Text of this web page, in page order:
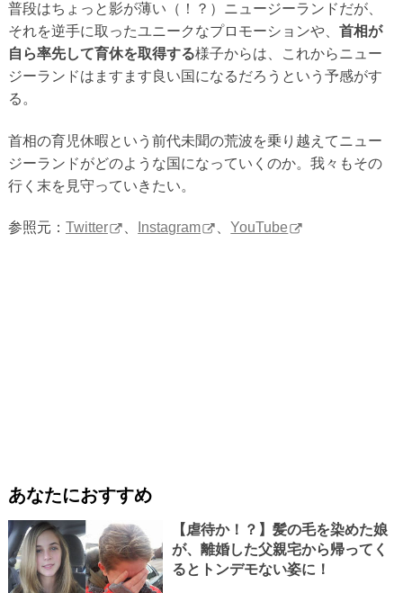
普段はちょっと影が薄い（！？）ニュージーランドだが、
それを逆手に取ったユニークなプロモーションや、 首相が
自ら率先して育休を取得する様子からは、これからニュー
ジーランドはますます良い国になるだろうという予感がす
る。
首相の育児休暇という前代未聞の荒波を乗り越えてニュー
ジーランドがどのような国になっていくのか。我々もその
行く末を見守っていきたい。
参照元： Twitter 、 Instagram 、YouTube
あなたにおすすめ
【虐待か！？】髪の毛を染めた娘
が、離婚した父親宅から帰ってく
るとトンデモない姿に！